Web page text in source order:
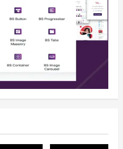
Aksi KNPB, Serukan
Demi Papua yang Kondusif
6, 2026
Algoritma AI Makin Kompleks,